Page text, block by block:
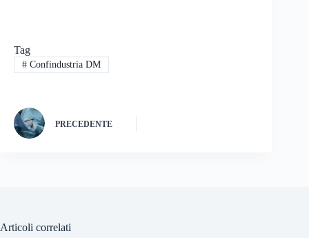
Tag
#Confindustria DM
PRECEDENTE
Articoli correlati